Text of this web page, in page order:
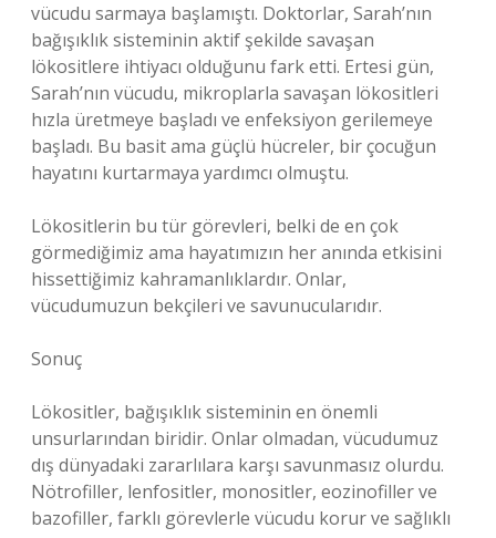
vücudu sarmaya başlamıştı. Doktorlar, Sarah’nın
bağışıklık sisteminin aktif şekilde savaşan
lökositlere ihtiyacı olduğunu fark etti. Ertesi gün,
Sarah’nın vücudu, mikroplarla savaşan lökositleri
hızla üretmeye başladı ve enfeksiyon gerilemeye
başladı. Bu basit ama güçlü hücreler, bir çocuğun
hayatını kurtarmaya yardımcı olmuştu.
Lökositlerin bu tür görevleri, belki de en çok
görmediğimiz ama hayatımızın her anında etkisini
hissettiğimiz kahramanlıklardır. Onlar,
vücudumuzun bekçileri ve savunucularıdır.
Sonuç
Lökositler, bağışıklık sisteminin en önemli
unsurlarından biridir. Onlar olmadan, vücudumuz
dış dünyadaki zararlılara karşı savunmasız olurdu.
Nötrofiller, lenfositler, monositler, eozinofiller ve
bazofiller, farklı görevlerle vücudu korur ve sağlıklı